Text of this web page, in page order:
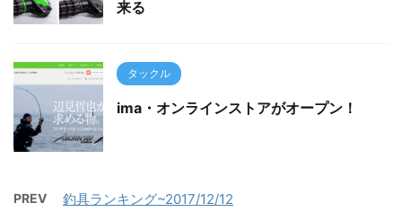
来る
タックル
ima・オンラインストアがオープン！
PREV 釣具ランキング~2017/12/12